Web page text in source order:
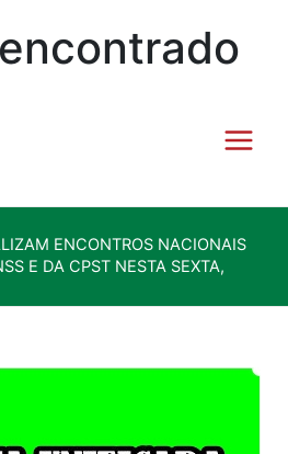
ENCONTROS NACIONAIS
E DA CPST NESTA SEXTA,